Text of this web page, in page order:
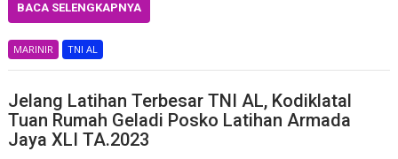
BACA SELENGKAPNYA
MARINIR TNI AL
Jelang Latihan Terbesar TNI AL, Kodiklatal
Tuan Rumah Geladi Posko Latihan Armada
Jaya XLI TA.2023